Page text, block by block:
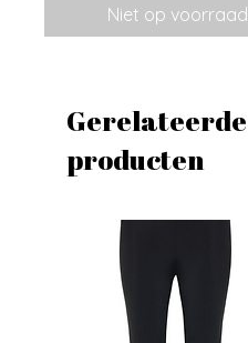
Niet op voorraad
Gerelateerde
producten